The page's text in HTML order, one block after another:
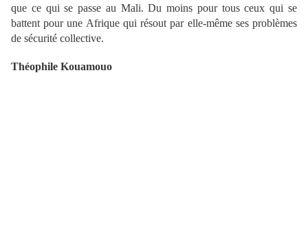
que ce qui se passe au Mali. Du moins pour tous ceux qui se
battent pour une Afrique qui résout par elle-même ses problèmes
de sécurité collective.
Théophile Kouamouo